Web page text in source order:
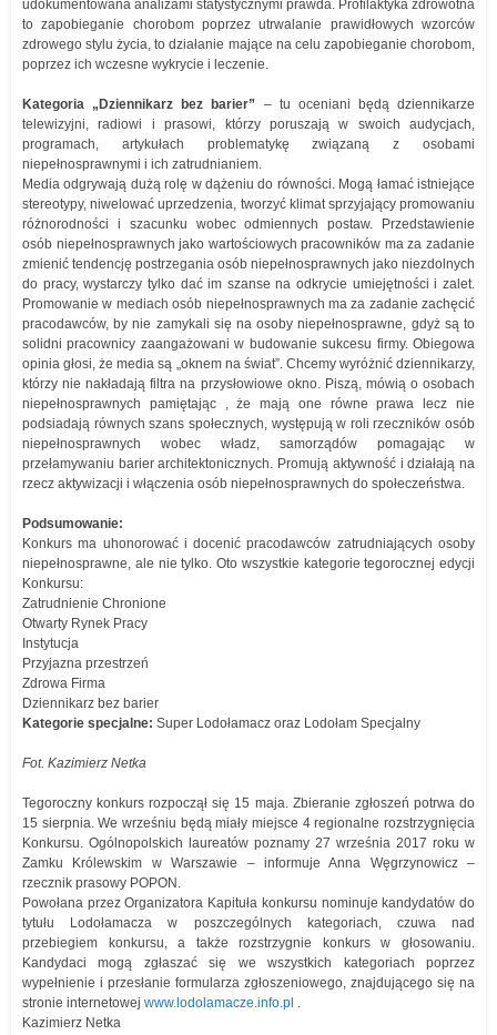
udokumentowana analizami statystycznymi prawda. Profilaktyka zdrowotna
to zapobieganie chorobom poprzez utrwalanie prawidłowych wzorców
zdrowego stylu życia, to działanie mające na celu zapobieganie chorobom,
poprzez ich wczesne wykrycie i leczenie.
Kategoria „Dziennikarz bez barier” – tu oceniani będą dziennikarze
telewizyjni, radiowi i prasowi, którzy poruszają w swoich audycjach,
programach, artykułach problematykę związaną z osobami
niepełnosprawnymi i ich zatrudnianiem.
Media odgrywają dużą rolę w dążeniu do równości. Mogą łamać istniejące
stereotypy, niwelować uprzedzenia, tworzyć klimat sprzyjający promowaniu
różnorodności i szacunku wobec odmiennych postaw. Przedstawienie
osób niepełnosprawnych jako wartościowych pracowników ma za zadanie
zmienić tendencję postrzegania osób niepełnosprawnych jako niezdolnych
do pracy, wystarczy tylko dać im szanse na odkrycie umiejętności i zalet.
Promowanie w mediach osób niepełnosprawnych ma za zadanie zachęcić
pracodawców, by nie zamykali się na osoby niepełnosprawne, gdyż są to
solidni pracownicy zaangażowani w budowanie sukcesu firmy. Obiegowa
opinia głosi, że media są „oknem na świat”. Chcemy wyróżnić dziennikarzy,
którzy nie nakładają filtra na przysłowiowe okno. Piszą, mówią o osobach
niepełnosprawnych pamiętając , że mają one równe prawa lecz nie
podsiadają równych szans społecznych, występują w roli rzeczników osób
niepełnosprawnych wobec władz, samorządów pomagając w
przełamywaniu barier architektonicznych. Promują aktywność i działają na
rzecz aktywizacji i włączenia osób niepełnosprawnych do społeczeństwa.
Podsumowanie:
Konkurs ma uhonorować i docenić pracodawców zatrudniających osoby
niepełnosprawne, ale nie tylko. Oto wszystkie kategorie tegorocznej edycji
Konkursu:
Zatrudnienie Chronione
Otwarty Rynek Pracy
Instytucja
Przyjazna przestrzeń
Zdrowa Firma
Dziennikarz bez barier
Kategorie specjalne: Super Lodołamacz oraz Lodołam Specjalny
Fot. Kazimierz Netka
Tegoroczny konkurs rozpoczął się 15 maja. Zbieranie zgłoszeń potrwa do
15 sierpnia. We wrześniu będą miały miejsce 4 regionalne rozstrzygnięcia
Konkursu. Ogólnopolskich laureatów poznamy 27 września 2017 roku w
Zamku Królewskim w Warszawie – informuje Anna Węgrzynowicz –
rzecznik prasowy POPON.
Powołana przez Organizatora Kapituła konkursu nominuje kandydatów do
tytułu Lodołamacza w poszczególnych kategoriach, czuwa nad
przebiegiem konkursu, a także rozstrzygnie konkurs w głosowaniu.
Kandydaci mogą zgłaszać się we wszystkich kategoriach poprzez
wypełnienie i przesłanie formularza zgłoszeniowego, znajdującego się na
stronie internetowej www.lodolamacze.info.pl .
Kazimierz Netka